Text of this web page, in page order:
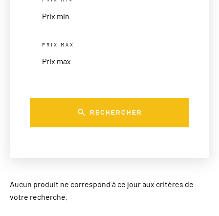
Aucun produit ne correspond à ce jour aux critères de
votre recherche.
PRIX MAX
RECHERCHER